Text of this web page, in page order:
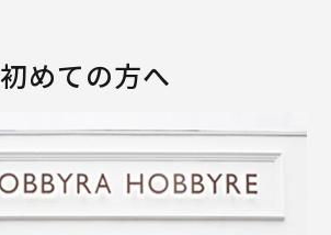
初めての方へ